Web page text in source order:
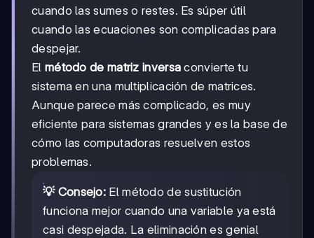
cuando las sumes o restes. Es súper útil
cuando las ecuaciones son complicadas para
despejar.
El método de matriz inversa convierte tu
sistema en una multiplicación de matrices.
Aunque parece más complicado, es muy
eficiente para sistemas grandes y es la base de
cómo las computadoras resuelven estos
problemas.
💡 Consejo: El método de sustitución
funciona mejor cuando una variable ya está
casi despejada. La eliminación es genial